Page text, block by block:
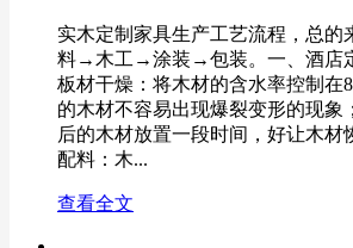
实木定制家具生产工艺流程，总的
料→木工→涂装→包装。一、酒店
板材干燥：将木材的含水率控制在
的木材不容易出现爆裂变形的现象
后的木材放置一段时间，好让木材
配料：木...
查看全文